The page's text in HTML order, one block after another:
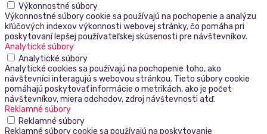
Výkonnostné súbory
Výkonnostné súbory cookie sa používajú na pochopenie a analýzu
kľúčových indexov výkonnosti webovej stránky, čo pomáha pri
poskytovaní lepšej používateľskej skúsenosti pre návštevníkov.
Analytické súbory
Analytické súbory
Analytické cookies sa používajú na pochopenie toho, ako
návštevníci interagujú s webovou stránkou. Tieto súbory cookie
pomáhajú poskytovať informácie o metrikách, ako je počet
návštevníkov, miera odchodov, zdroj návštevnosti atď.
Reklamné súbory
Reklamné súbory
Reklamné súbory cookie sa používajú na poskytovanie